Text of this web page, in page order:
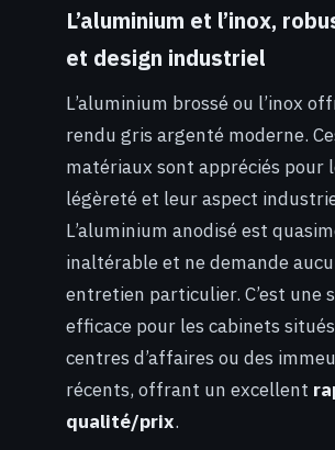
L’aluminium et l’inox,
et design industriel
L’aluminium brossé ou l’inox
rendu gris argenté moderne.
matériaux sont appréciés pour
légèreté et leur aspect
L’aluminium anodisé est
inaltérable et ne demande
entretien particulier. C’est une
efficace pour les cabinets
centres d’affaires ou des
récents, offrant un excellent
qualité/prix.